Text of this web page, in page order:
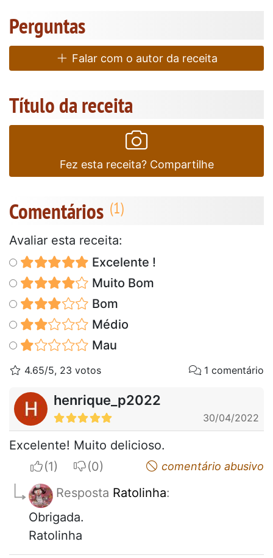
Perguntas
Falar com o autor da receita
Título da receita
Fez esta receita? Compartilhe
Comentários
Avaliar esta receita:
Excelente !
Muito Bom
Bom
Médio
Mau
4.65/5, 23 votos 1 comentário
henrique_p2022
30/04/2022
Excelente! Muito delicioso.
I apreciateI do not appreciatecomentário abusivo
Resposta Ratolinha:
Obrigada.
Ratolinha